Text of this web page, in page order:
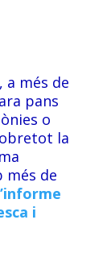
més de
pans
o
la
més de
i